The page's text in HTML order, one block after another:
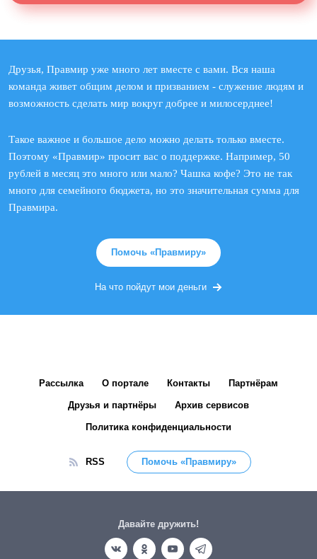
Друзья, Правмир уже много лет вместе с вами. Вся наша
команда живет общим делом и призванием - служение людям и
возможность сделать мир вокруг добрее и милосерднее!
Такое важное и большое дело можно делать только вместе.
Поэтому «Правмир» просит вас о поддержке. Например, 50
рублей в месяц это много или мало? Чашка кофе? Это не так
много для семейного бюджета, но это значительная сумма для
Правмира.
Помочь «Правмиру»
На что пойдут мои деньги
Рассылка О портале Контакты Партнёрам
Друзья и партнёры Архив сервисов
Политика конфиденциальности
RSS Помочь «Правмиру»
Давайте дружить!